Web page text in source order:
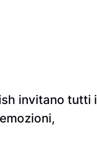
invitano tutti i